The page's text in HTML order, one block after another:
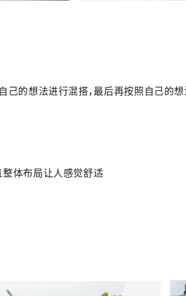
的想法进行混搭，最后再按照自己的
整体布局让人感觉舒适